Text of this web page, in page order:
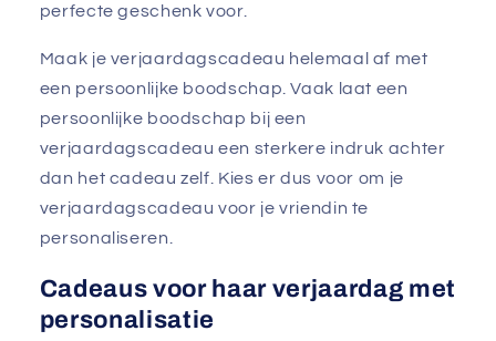
perfecte geschenk voor.
Maak je verjaardagscadeau helemaal af met
een persoonlijke boodschap. Vaak laat een
persoonlijke boodschap bij een
verjaardagscadeau een sterkere indruk achter
dan het cadeau zelf. Kies er dus voor om je
verjaardagscadeau voor je vriendin te
personaliseren.
Cadeaus voor haar verjaardag met
personalisatie